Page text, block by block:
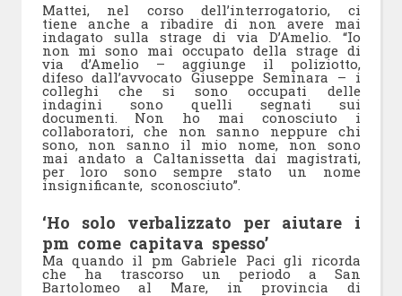
Mattei, nel corso dell’interrogatorio, ci
tiene anche a ribadire di non avere mai
indagato sulla strage di via D’Amelio. “Io
non mi sono mai occupato della strage di
via d’Amelio – aggiunge il poliziotto,
difeso dall’avvocato Giuseppe Seminara – i
colleghi che si sono occupati delle
indagini sono quelli segnati sui
documenti. Non ho mai conosciuto i
collaboratori, che non sanno neppure chi
sono, non sanno il mio nome, non sono
mai andato a Caltanissetta dai magistrati,
per loro sono sempre stato un nome
insignificante, sconosciuto”.
‘Ho solo verbalizzato per aiutare i
pm come capitava spesso’
Ma quando il pm Gabriele Paci gli ricorda
che ha trascorso un periodo a San
Bartolomeo al Mare, in provincia di